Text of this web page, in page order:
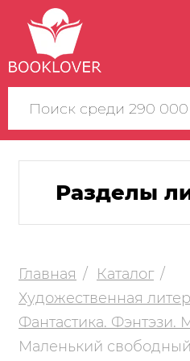
Поиск
по
сайту
Разделы
Главная
Каталог
Художественная
Фантастика. Фэнтэзи.
Маленький